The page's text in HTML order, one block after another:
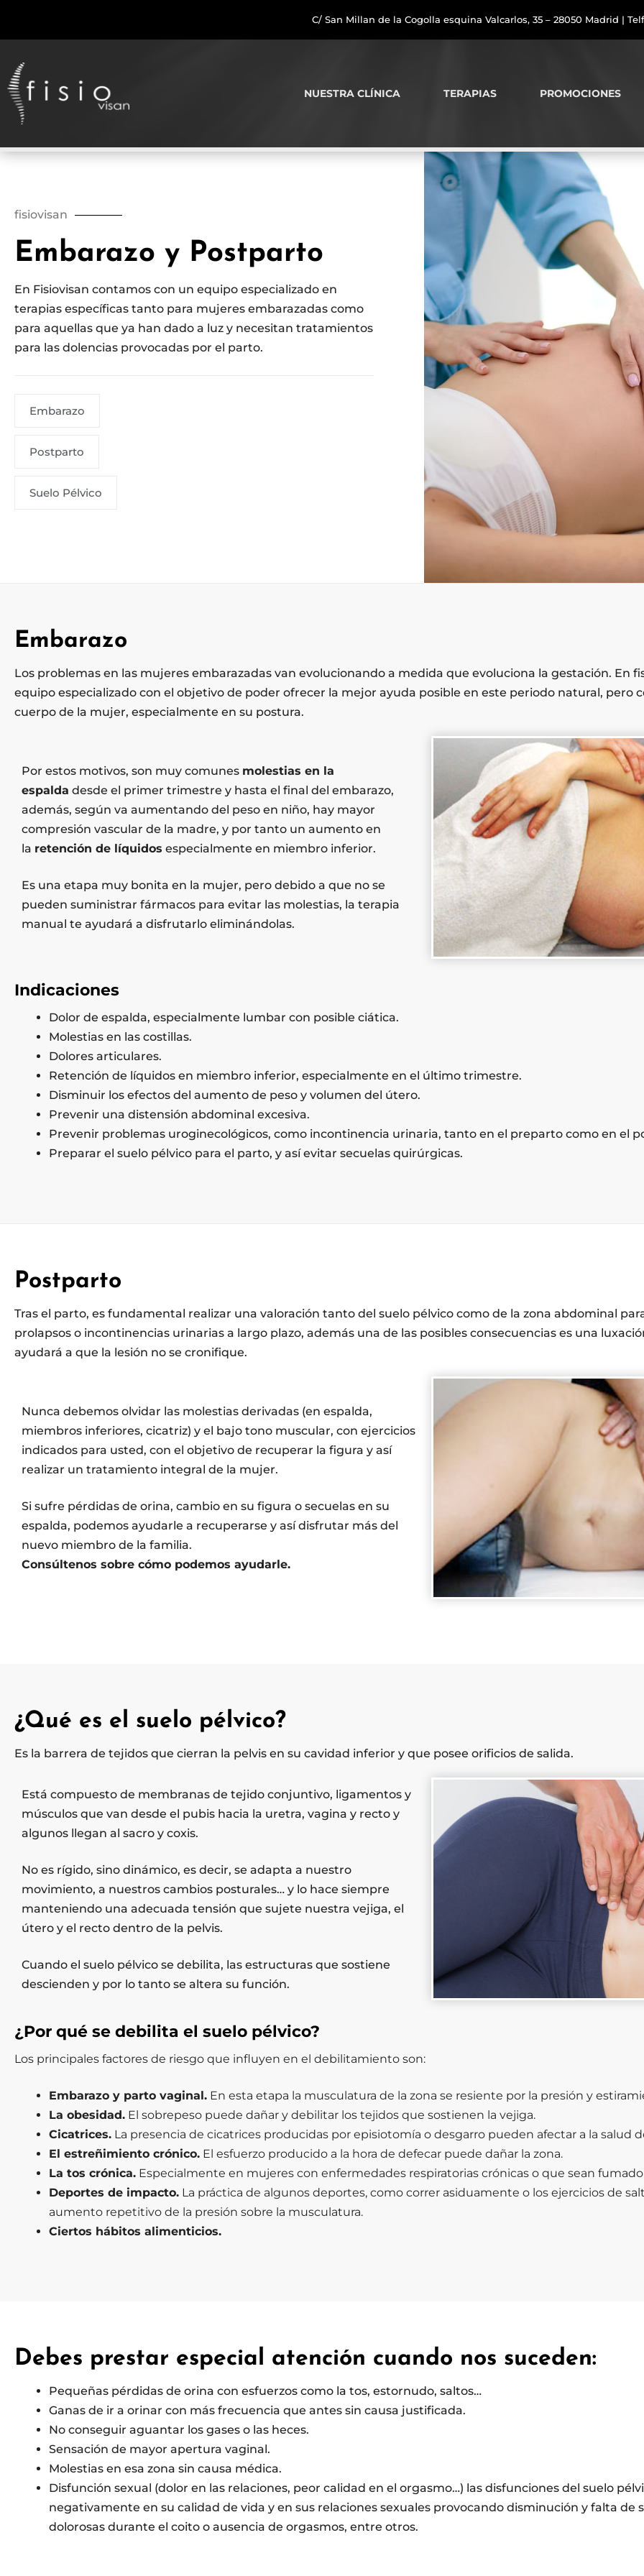
C/ San Millan de la Cogolla esquina Valcarlos, 35 – 28050 Madrid |
NUESTRA CLÍNICA TERAPIAS PROMOCIONES
fisiovisan
Embarazo y Postparto
En Fisiovisan contamos con un equipo especializado en
terapias específicas tanto para mujeres embarazadas como
para aquellas que ya han dado a luz y necesitan tratamientos
para las dolencias provocadas por el parto.
Embarazo
Postparto
Suelo Pélvico
Embarazo
Los problemas en las mujeres embarazadas van evolucionando a medida que evoluciona la gestación. En
equipo especializado con el objetivo de poder ofrecer la mejor ayuda posible en este periodo natural, pero
cuerpo de la mujer, especialmente en su postura.
Por estos motivos, son muy comunes molestias en la
espalda desde el primer trimestre y hasta el final del embarazo,
además, según va aumentando del peso en niño, hay mayor
compresión vascular de la madre, y por tanto un aumento en
la retención de líquidos especialmente en miembro inferior.
Es una etapa muy bonita en la mujer, pero debido a que no se
pueden suministrar fármacos para evitar las molestias, la terapia
manual te ayudará a disfrutarlo eliminándolas.
Indicaciones
Dolor de espalda, especialmente lumbar con posible ciática.
Molestias en las costillas.
Dolores articulares.
Retención de líquidos en miembro inferior, especialmente en el último trimestre.
Disminuir los efectos del aumento de peso y volumen del útero.
Prevenir una distensión abdominal excesiva.
Prevenir problemas uroginecológicos, como incontinencia urinaria, tanto en el preparto como en el
Preparar el suelo pélvico para el parto, y así evitar secuelas quirúrgicas.
Postparto
Tras el parto, es fundamental realizar una valoración tanto del suelo pélvico como de la zona abdominal
prolapsos o incontinencias urinarias a largo plazo, además una de las posibles consecuencias es una
ayudará a que la lesión no se cronifique.
Nunca debemos olvidar las molestias derivadas (en espalda,
miembros inferiores, cicatriz) y el bajo tono muscular, con ejercicios
indicados para usted, con el objetivo de recuperar la figura y así
realizar un tratamiento integral de la mujer.
Si sufre pérdidas de orina, cambio en su figura o secuelas en su
espalda, podemos ayudarle a recuperarse y así disfrutar más del
nuevo miembro de la familia.
Consúltenos sobre cómo podemos ayudarle.
¿Qué es el suelo pélvico?
Es la barrera de tejidos que cierran la pelvis en su cavidad inferior y que posee orificios de salida.
Está compuesto de membranas de tejido conjuntivo, ligamentos y
músculos que van desde el pubis hacia la uretra, vagina y recto y
algunos llegan al sacro y coxis.
No es rígido, sino dinámico, es decir, se adapta a nuestro
movimiento, a nuestros cambios posturales… y lo hace siempre
manteniendo una adecuada tensión que sujete nuestra vejiga, el
útero y el recto dentro de la pelvis.
Cuando el suelo pélvico se debilita, las estructuras que sostiene
descienden y por lo tanto se altera su función.
¿Por qué se debilita el suelo pélvico?
Los principales factores de riesgo que influyen en el debilitamiento son:
Embarazo y parto vaginal. En esta etapa la musculatura de la zona se resiente por la presión y
La obesidad. El sobrepeso puede dañar y debilitar los tejidos que sostienen la vejiga.
Cicatrices. La presencia de cicatrices producidas por episiotomía o desgarro pueden afectar a la salud
El estreñimiento crónico. El esfuerzo producido a la hora de defecar puede dañar la zona.
La tos crónica. Especialmente en mujeres con enfermedades respiratorias crónicas o que sean
Deportes de impacto. La práctica de algunos deportes, como correr asiduamente o los ejercicios de
aumento repetitivo de la presión sobre la musculatura.
Ciertos hábitos alimenticios.
Debes prestar especial atención cuando nos suceden:
Pequeñas pérdidas de orina con esfuerzos como la tos, estornudo, saltos…
Ganas de ir a orinar con más frecuencia que antes sin causa justificada.
No conseguir aguantar los gases o las heces.
Sensación de mayor apertura vaginal.
Molestias en esa zona sin causa médica.
Disfunción sexual (dolor en las relaciones, peor calidad en el orgasmo…) las disfunciones del suelo
negativamente en su calidad de vida y en sus relaciones sexuales provocando disminución y falta de
dolorosas durante el coito o ausencia de orgasmos, entre otros.